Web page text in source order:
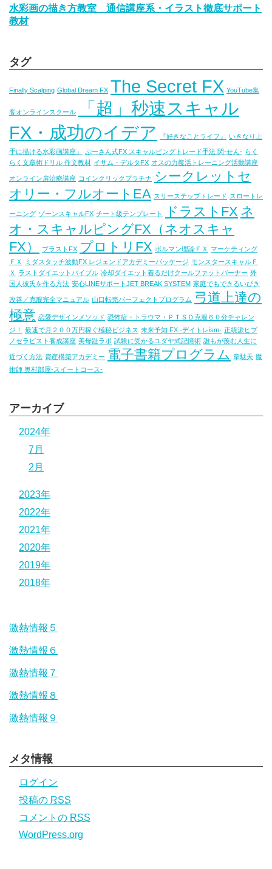
水彩画の描き方教室 通信講座系・イラスト徹底サポート
教材
タグ
Finally Scalping Global Dream FX The Secret FX YouTube集
客オンラインスクール
「超」秒速スキャル
FX・成功のイデア
『好きなことライフ』 いきなり上
手に描ける水彩画講座」 ぷーさん式FX スキャルピングトレード手法 閃-せん- らく
らく文章術ドリル 作文教材 イサム・デルタFX オスの力復活トレーニング活動講座
オンライン肩治療講座 コインクリックプラチナ シークレットセ
オリー・フルオートEA スリーステップトレード スロートレ
ーニング ゾーンスキャルFX チート級テンプレート ドラストFX ネ
オ・スキャルピングFX（ネオスキャ
FX）
ブラストFX プロトリFX ボルマン理論ＦＸ マーケティング
ＦＸ
ミダスタッチ波動FX レジェンドアカデミーパッケージ モンスタースキャルＦ
Ｘ
ラストダイエットバイブル 冷却ダイエット着るだけクールファットバーナー 外
国人彼氏を作る方法 安心LINEサポートJET BREAK SYSTEM 家庭でもできるいびき
改善／克服完全マニュアル 山口転売パーフェクトプログラム 弓道上達の
極意 恋愛デザインメソッド 恐怖症・トラウマ・ＰＴＳＤ克服６０分チャレン
ジ！
最速で月２００万円稼ぐ極秘ビジネス 未来予知 FX -デイトレism- 正統派ヒプ
ノセラピスト養成講座 美母趾ラボ 試験に受かるユダヤ式記憶術 誰もが羨む人生に
近づく方法 資産構築アカデミー 電子書籍プログラム 韋駄天 魔
術師 奥村部屋-スイートコース-
アーカイブ
2024年
7月
2月
2023年
2022年
2021年
2020年
2019年
2018年
激熱情報５
激熱情報６
激熱情報７
激熱情報８
激熱情報９
メタ情報
ログイン
投稿の RSS
コメントの RSS
WordPress.org